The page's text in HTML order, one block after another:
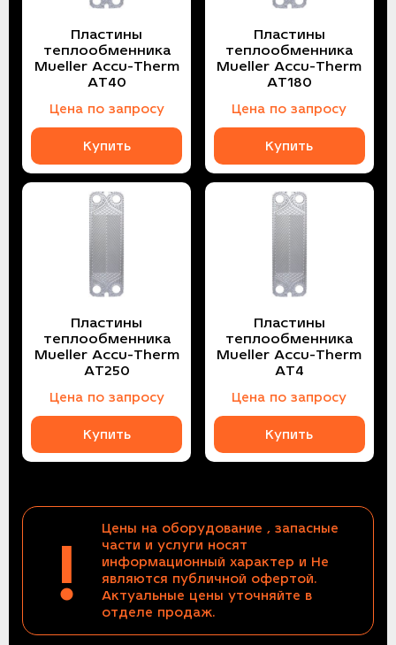
Пластины
теплообменника
Mueller Accu-Therm
AT40
Цена по запросу
Купить
Пластины
теплообменника
Mueller Accu-Therm
AT180
Цена по запросу
Купить
Пластины
теплообменника
Mueller Accu-Therm
AT250
Цена по запросу
Купить
Пластины
теплообменника
Mueller Accu-Therm
AT4
Цена по запросу
Купить
!
Цены на оборудование , запасные
части и услуги носят
информационный характер и Не
являются публичной офертой.
Актуальные цены уточняйте в
отделе продаж.